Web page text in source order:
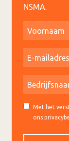
NSMA.
Met het
ons